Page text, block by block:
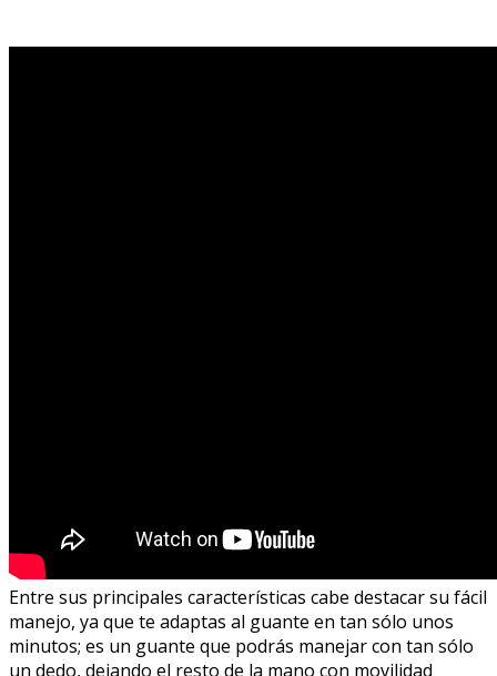
Entre sus principales características cabe destacar su fácil
manejo, ya que te adaptas al guante en tan sólo unos
minutos; es un guante que podrás manejar con tan sólo
un dedo, dejando el resto de la mano con movilidad